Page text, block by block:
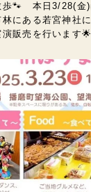
歩🐾 本日3/28(金)
林にある若宮神社
販売を行います🌟